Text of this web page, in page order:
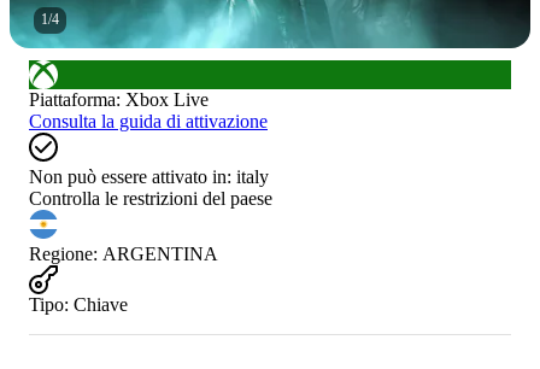
1/4
Piattaforma: Xbox Live
Consulta la guida di attivazione
Non può essere attivato in: italy
Controlla le restrizioni del paese
Regione: ARGENTINA
Tipo: Chiave